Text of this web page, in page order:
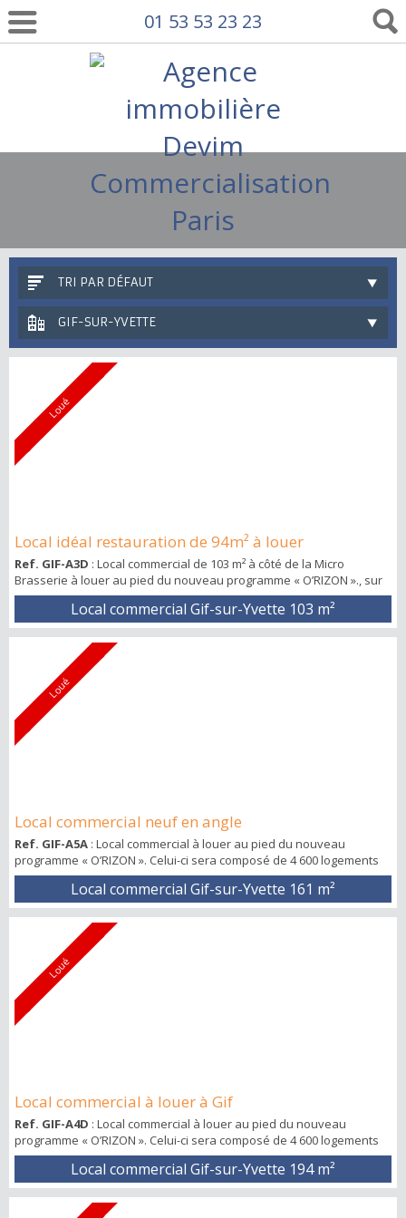
01 53 53 23 23
TRI PAR DÉFAUT
GIF-SUR-YVETTE
Loué
Local idéal restauration de 94m² à louer
Ref. GIF-A3D : Local commercial de 103 m² à côté de la Micro
Brasserie à louer au pied du nouveau programme « O’RIZON »., sur
le Mail Pierre Potier, rue piétonne. A proximité du parc du Moulon.
Local commercial Gif-sur-Yvette 103 m²
Loué
Local commercial neuf en angle
Ref. GIF-A5A : Local commercial à louer au pied du nouveau
programme « O’RIZON ». Celui-ci sera composé de 4 600 logements
dont 2 000 logements étudiants, d’une crèche de 60 berceaux, d’un
groupe scolaire, d’un pôle universitaire, de 2 grandes écoles, d’un
pôle sportif, d’un parc de 4 hectares et de 4 200 m² de commerces.
La ZAC du Moulon : un quartier qui sera vivant et innovant, qui
offrira un enviro...
Local commercial Gif-sur-Yvette 161 m²
Loué
Local commercial à louer à Gif
Ref. GIF-A4D : Local commercial à louer au pied du nouveau
programme « O’RIZON ». Celui-ci sera composé de 4 600 logements
dont 2 000 logements étudiants, d’une crèche de 60 berceaux, d’un
groupe scolaire, d’un pôle universitaire, de 2 grandes écoles, d’un
pôle sportif, d’un parc de 4 hectares et de 4 200 m² de commerces.
La ZAC du Moulon : un quartier qui sera vivant et innovant, qui
Local commercial Gif-sur-Yvette 194 m²